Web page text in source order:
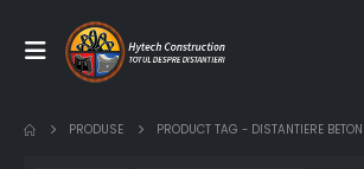
PRODUSE PRODUCT TAG - DISTANTIERE BETON